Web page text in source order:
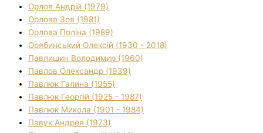
Орлов Андрій (1979)
Орлова Зоя (1981)
Орлова Поліна (1989)
Орябинський Олексій (1930 - 2018)
Павлишин Володимир (1960)
Павлов Олександр (1939)
Павлюк Галина (1955)
Павлюк Георгій (1925 - 1987)
Павлюк Микола (1901 - 1984)
Павук Андрея (1973)